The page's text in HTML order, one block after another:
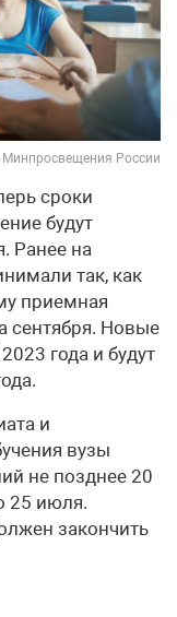
Минпросвещения России
сроки
будут
Ранее на
так, как
приемная
сентября. Новые
года и будут
и
вузы
не позднее 20
25 июля.
закончить